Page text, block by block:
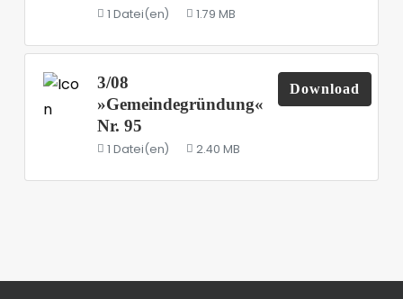
1 Datei(en) 1.79 MB
3/08
»Gemeindegründung«
Nr. 95
1 Datei(en) 2.40 MB
Download